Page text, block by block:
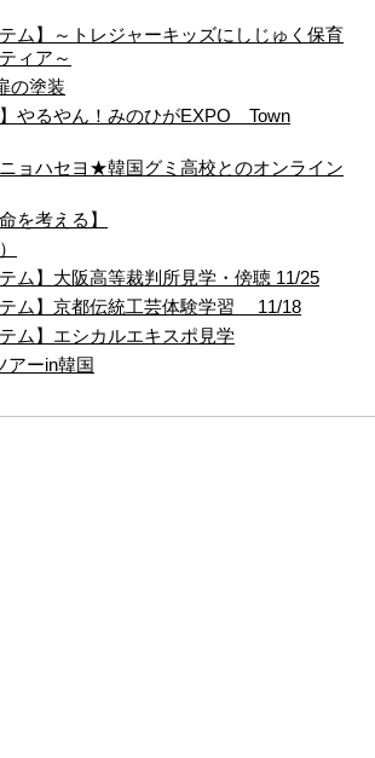
テム】～トレジャーキッズにしじゅく保育
ィア～
の塗装
】やるやん！みのひがEXPO Town
ニョハセヨ★韓国グミ高校とのオンライン
を考える】
ム】大阪高等裁判所見学・傍聴 11/25
テム】京都伝統工芸体験学習 11/18
ム】エシカルエキスポ見学
アーin韓国